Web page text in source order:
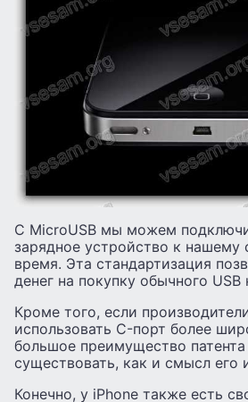
С MicroUSB мы можем
зарядное устройство к
время. Эта стандартизация
денег на покупку обычного USB
Кроме того, если
использовать C-порт более
большое преимущество
существовать, как и смысл его
Конечно, у iPhone также есть